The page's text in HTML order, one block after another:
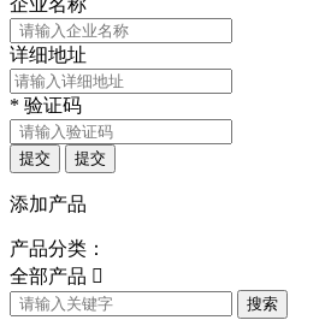
企业名称
详细地址
* 验证码
提交 提交
添加产品
产品分类：
全部产品 
搜索